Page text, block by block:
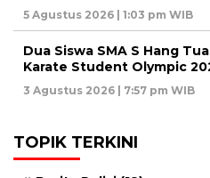
5 Agustus 2026 | 1:03 pm WIB
Dua Siswa SMA S Hang
Karate Student Olympic
3 Agustus 2026 | 7:57 pm WIB
TOPIK TERKINI